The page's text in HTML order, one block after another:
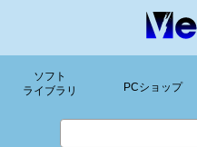
ソフト
ライブラリ
PCショップ